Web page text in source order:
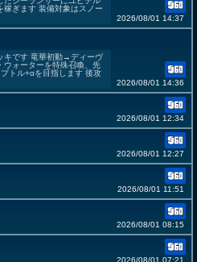
稼ぎます 装備対象はスノー
2026/08/01 14:37
キです 竜華初動→ディーヴ
ォーターを特殊召喚、先
トル+αを目指します 後攻
2026/08/01 14:36
2026/08/01 12:34
2026/08/01 12:27
2026/08/01 11:51
2026/08/01 08:15
2026/08/01 07:21